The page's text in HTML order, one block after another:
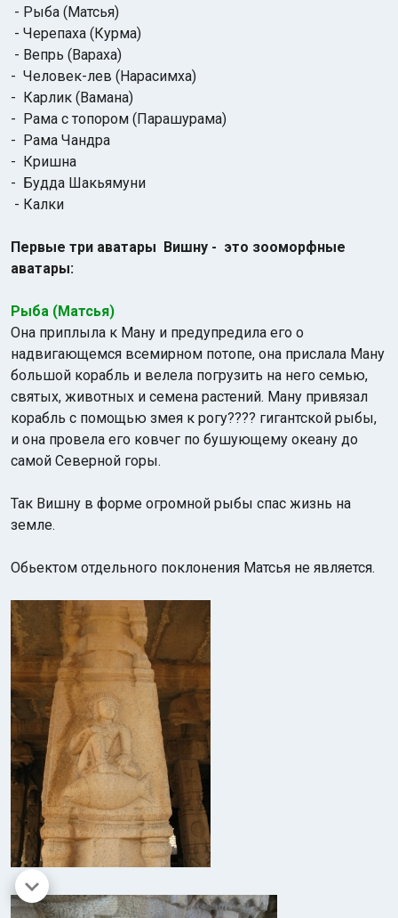
- Рыба (Матсья)
- Черепаха (Курма)
- Вепрь (Вараха)
- Человек-лев (Нарасимха)
- Карлик (Вамана)
- Рама с топором (Парашурама)
- Рама Чандра
- Кришна
- Будда Шакьямуни
- Калки
Первые три аватары Вишну - это зооморфные
аватары:
Рыба (Матсья)
Она приплыла к Ману и предупредила его о
надвигающемся всемирном потопе, она прислала Ману
большой корабль и велела погрузить на него семью,
святых, животных и семена растений. Ману привязал
корабль с помощью змея к рогу???? гигантской рыбы,
и она провела его ковчег по бушующему океану до
самой Северной горы.
Так Вишну в форме огромной рыбы спас жизнь на
земле.
Обьектом отдельного поклонения Матсья не является.